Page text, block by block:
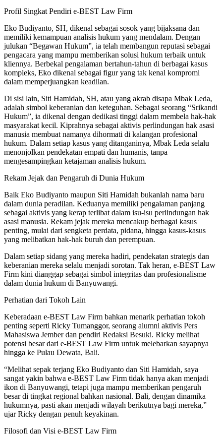
Profil Singkat Pendiri e-BEST Law Firm
Eko Budiyanto, SH, dikenal sebagai sosok yang bijaksana dan
memiliki kemampuan analisis hukum yang mendalam. Dengan
julukan “Begawan Hukum”, ia telah membangun reputasi sebagai
pengacara yang mampu memberikan solusi hukum terbaik untuk
kliennya. Berbekal pengalaman bertahun-tahun di berbagai kasus
kompleks, Eko dikenal sebagai figur yang tak kenal kompromi
dalam memperjuangkan keadilan.
Di sisi lain, Siti Hamidah, SH, atau yang akrab disapa Mbak Leda,
adalah simbol keberanian dan keteguhan. Sebagai seorang “Srikandi
Hukum”, ia dikenal dengan dedikasi tinggi dalam membela hak-hak
masyarakat kecil. Kiprahnya sebagai aktivis perlindungan hak asasi
manusia membuat namanya dihormati di kalangan profesional
hukum. Dalam setiap kasus yang ditanganinya, Mbak Leda selalu
menonjolkan pendekatan empati dan humanis, tanpa
mengesampingkan ketajaman analisis hukum.
Rekam Jejak dan Pengaruh di Dunia Hukum
Baik Eko Budiyanto maupun Siti Hamidah bukanlah nama baru
dalam dunia peradilan. Keduanya memiliki pengalaman panjang
sebagai aktivis yang kerap terlibat dalam isu-isu perlindungan hak
asasi manusia. Rekam jejak mereka mencakup berbagai kasus
penting, mulai dari sengketa perdata, pidana, hingga kasus-kasus
yang melibatkan hak-hak buruh dan perempuan.
Dalam setiap sidang yang mereka hadiri, pendekatan strategis dan
keberanian mereka selalu menjadi sorotan. Tak heran, e-BEST Law
Firm kini dianggap sebagai simbol integritas dan profesionalisme
dalam dunia hukum di Banyuwangi.
Perhatian dari Tokoh Lain
Keberadaan e-BEST Law Firm bahkan menarik perhatian tokoh
penting seperti Ricky Tumanggor, seorang alumni aktivis Pers
Mahasiswa Jember dan pendiri Redaksi Besuki. Ricky melihat
potensi besar dari e-BEST Law Firm untuk melebarkan sayapnya
hingga ke Pulau Dewata, Bali.
“Melihat sepak terjang Eko Budiyanto dan Siti Hamidah, saya
sangat yakin bahwa e-BEST Law Firm tidak hanya akan menjadi
ikon di Banyuwangi, tetapi juga mampu memberikan pengaruh
besar di tingkat regional bahkan nasional. Bali, dengan dinamika
hukumnya, pasti akan menjadi wilayah berikutnya bagi mereka,”
ujar Ricky dengan penuh keyakinan.
Filosofi dan Visi e-BEST Law Firm